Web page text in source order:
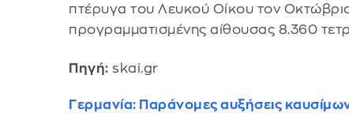
πτέρυγα του Λευκού Οίκου τον
προγραμματισμένης αίθουσας 8.360
Πηγή: skai.gr
Γερμανία: Παράνομες αυξήσεις